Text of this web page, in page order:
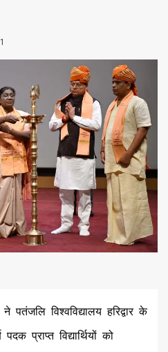
ने पतंजलि विश्वविद्यालय हरिद्वार के
पदक प्राप्त विद्यार्थियों को